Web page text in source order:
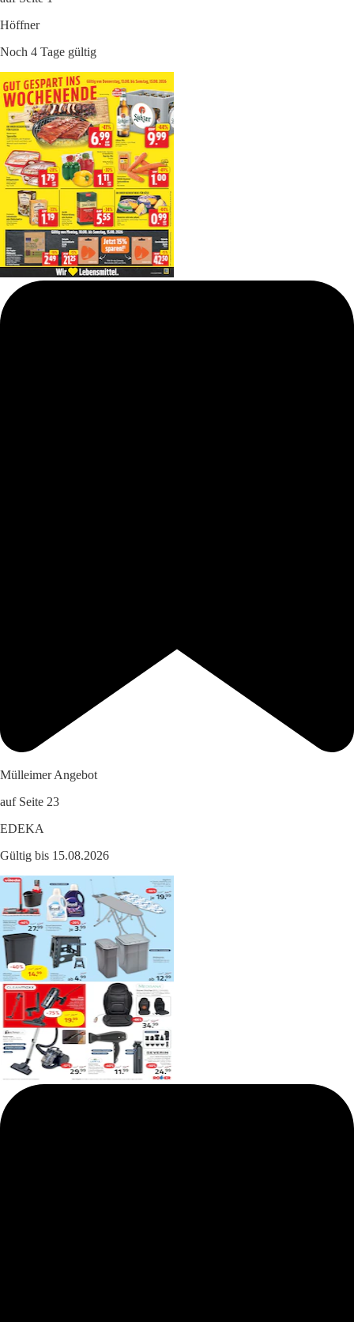
Höffner
Noch 4 Tage gültig
Mülleimer Angebot
auf Seite 23
EDEKA
Gültig bis 15.08.2026